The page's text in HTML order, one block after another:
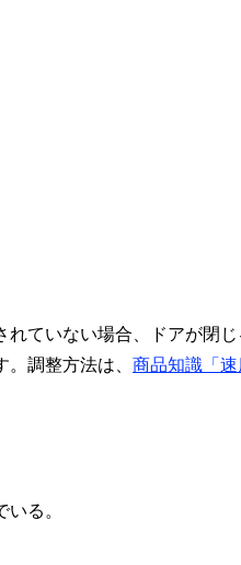
れていない場合、ドアが閉
調整方法は、 商品知識「速
る。